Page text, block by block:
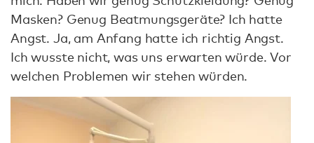
Masken? Genug Beatmungsgeräte? Ich hatte
Angst. Ja, am Anfang hatte ich richtig Angst.
Ich wusste nicht, was uns erwarten würde. Vor
welchen Problemen wir stehen würden.